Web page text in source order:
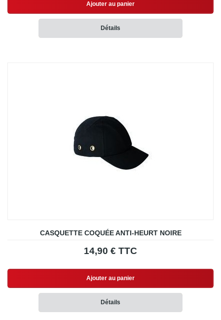
Ajouter au panier
Détails
CASQUETTE COQUÉE ANTI-HEURT NOIRE
14,90 € TTC
Ajouter au panier
Détails